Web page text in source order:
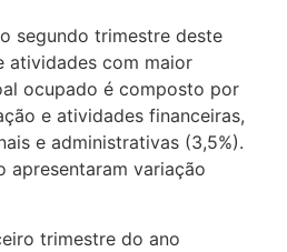
segundo trimestre deste
atividades com maior
ocupado é composto por
e atividades financeiras,
e administrativas (3,5%).
apresentaram variação
trimestre do ano